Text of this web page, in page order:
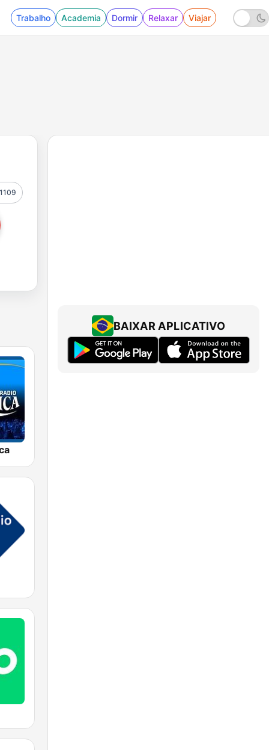
Trabalho Academia Dormir Relaxar Viajar
1109
BAIXAR APLICATIVO